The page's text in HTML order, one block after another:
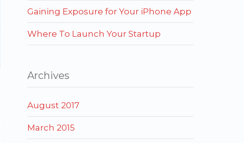
Gaining Exposure for Your iPhone App
Where To Launch Your Startup
Archives
August 2017
March 2015